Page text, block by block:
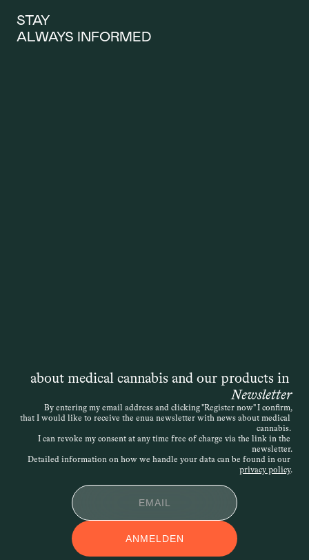
gesetzlichen und qualitativen Vorgaben.
ist die Definition offen – entscheidend
ist, dass die Therapie medizinisch
nachvollziehbar begründet wird. Die
Verordnung kann daher sehr individuell
erfolgen. Wird der Antrag abgelehnt,
besteht die Möglichkeit des
APPLIKATIONSFOR
M
STAY
ALWAYS INFORMED
Newsletter
By entering my email address and clicking "Register now" I confirm,
that I would like to receive the enua newsletter with news about medical
cannabis.
I can revoke my consent at any time free of charge via the link in the
newsletter.
privacy policy.
ANMELDEN